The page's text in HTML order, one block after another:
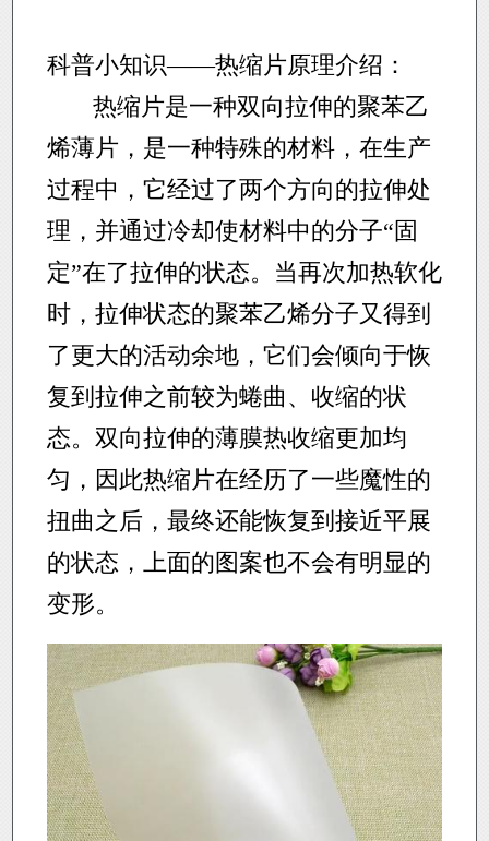
科普小知识——热缩片原理介绍：
热缩片是一种双向拉伸的聚苯乙
烯薄片，是一种特殊的材料，在生产
过程中，它经过了两个方向的拉伸处
理，并通过冷却使材料中的分子“固
定”在了拉伸的状态。当再次加热软化
时，拉伸状态的聚苯乙烯分子又得到
了更大的活动余地，它们会倾向于恢
复到拉伸之前较为蜷曲、收缩的状
态。双向拉伸的薄膜热收缩更加均
匀，因此热缩片在经历了一些魔性的
扭曲之后，最终还能恢复到接近平展
的状态，上面的图案也不会有明显的
变形。